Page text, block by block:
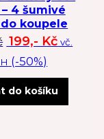
Kč.
349 Kč.
– 4 šumivé
koupele
Původní cena
199,- Kč vč.
(-50%)
do košíku